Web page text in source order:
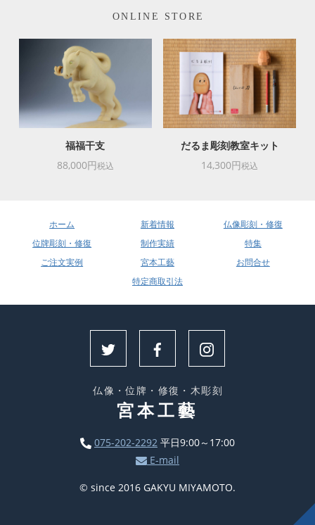
ONLINE STORE
福福干支
88,000円税込
だるま彫刻教室キット
14,300円税込
ホーム 新着情報
仏像彫刻・修復
位牌彫刻・修復
制作実績
特集
ご注文実例
宮本工藝
お問合せ
特定商取引法
仏像・位牌・修復・木彫刻
宮本工藝
075-202-2292 平日9:00～17:00
E-mail
© since 2016 GAKYU MIYAMOTO.